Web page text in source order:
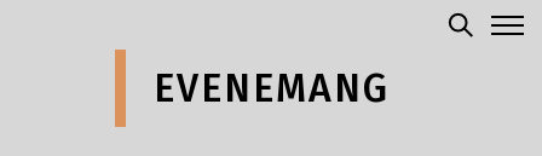
EVENEMANG